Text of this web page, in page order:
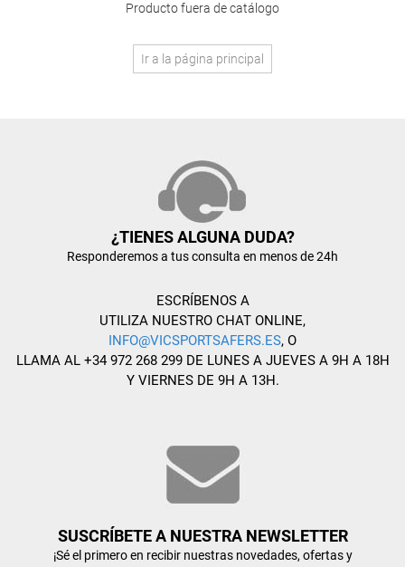
Producto fuera de catálogo
Ir a la página principal
¿TIENES ALGUNA DUDA?
Responderemos a tus consulta en menos de 24h
ESCRÍBENOS A
UTILIZA NUESTRO CHAT ONLINE,
INFO@VICSPORTSAFERS.ES, O
LLAMA AL +34 972 268 299 DE LUNES A JUEVES A 9H A 18H
Y VIERNES DE 9H A 13H.
SUSCRÍBETE A NUESTRA NEWSLETTER
¡Sé el primero en recibir nuestras novedades, ofertas y